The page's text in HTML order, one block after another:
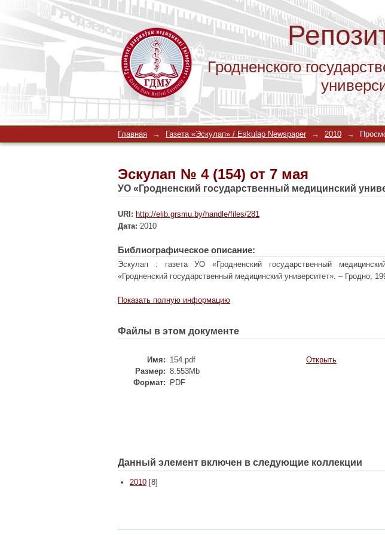
Гродненского
Эскулап № 4 (154) от 7 мая
Главная → Газета «Эскулап» / Eskulap Newspaper → 2010 →
Эскулап № 4 (154) от 7 мая
УО «Гродненский государственный медицинский
URI: http://elib.grsmu.by/handle/files/281
Дата: 2010
Библиографическое описание:
Эскулап : газета УО «Гродненский государственный
«Гродненский государственный медицинский университет». – Гродно,
Показать полную информацию
Файлы в этом документе
Имя: 154.pdf
Размер: 8.553Mb
Формат:
PDF
Открыть
Данный элемент включен в следующие коллекции
2010 [8]